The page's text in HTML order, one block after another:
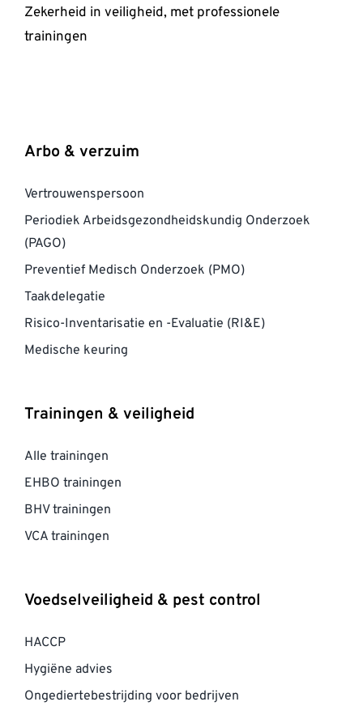
Zekerheid in veiligheid, met professionele
trainingen
Arbo & verzuim
Vertrouwenspersoon
Periodiek Arbeidsgezondheidskundig Onderzoek
(PAGO)
Preventief Medisch Onderzoek (PMO)
Taakdelegatie
Risico-Inventarisatie en -Evaluatie (RI&E)
Medische keuring
Trainingen & veiligheid
Alle trainingen
EHBO trainingen
BHV trainingen
VCA trainingen
Voedselveiligheid & pest control
HACCP
Hygiëne advies
Ongediertebestrijding voor bedrijven